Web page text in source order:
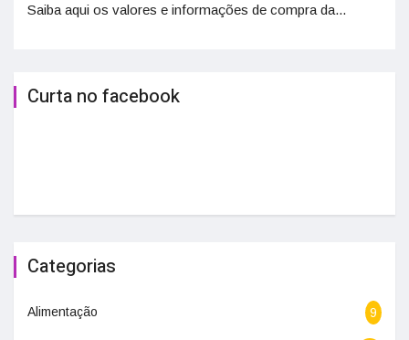
Saiba aqui os valores e informações de compra da...
Curta no facebook
Categorias
Alimentação 9